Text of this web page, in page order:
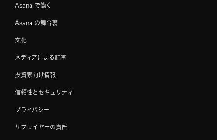
Asana で働く
Asana の舞台裏
文化
メディアによる記事
投資家向け情報
信頼性とセキュリティ
プライバシー
サプライヤーの責任